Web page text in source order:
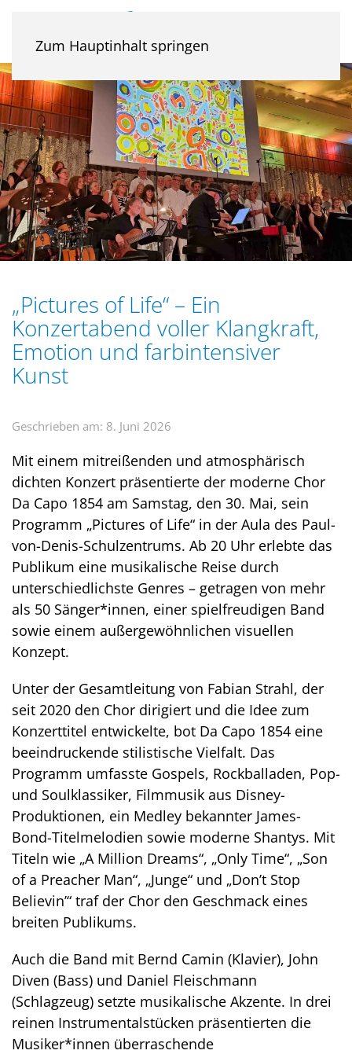
Zum Hauptinhalt springen
„Pictures of Life“ – Ein
Konzertabend voller Klangkraft,
Emotion und farbintensiver
Kunst
Geschrieben am: 8. Juni 2026
Mit einem mitreißenden und atmosphärisch
dichten Konzert präsentierte der moderne Chor
Da Capo 1854 am Samstag, den 30. Mai, sein
Programm „Pictures of Life“ in der Aula des Paul-
von-Denis-Schulzentrums. Ab 20 Uhr erlebte das
Publikum eine musikalische Reise durch
unterschiedlichste Genres – getragen von mehr
als 50 Sänger*innen, einer spielfreudigen Band
sowie einem außergewöhnlichen visuellen
Konzept.
Unter der Gesamtleitung von Fabian Strahl, der
seit 2020 den Chor dirigiert und die Idee zum
Konzerttitel entwickelte, bot Da Capo 1854 eine
beeindruckende stilistische Vielfalt. Das
Programm umfasste Gospels, Rockballaden, Pop-
und Soulklassiker, Filmmusik aus Disney-
Produktionen, ein Medley bekannter James-
Bond-Titelmelodien sowie moderne Shantys. Mit
Titeln wie „A Million Dreams“, „Only Time“, „Son
of a Preacher Man“, „Junge“ und „Don’t Stop
Believin’“ traf der Chor den Geschmack eines
breiten Publikums.
Auch die Band mit Bernd Camin (Klavier), John
Diven (Bass) und Daniel Fleischmann
(Schlagzeug) setzte musikalische Akzente. In drei
reinen Instrumentalstücken präsentierten die
Musiker*innen überraschende